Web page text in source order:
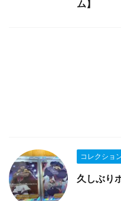
ム】
コレクショ
久しぶり